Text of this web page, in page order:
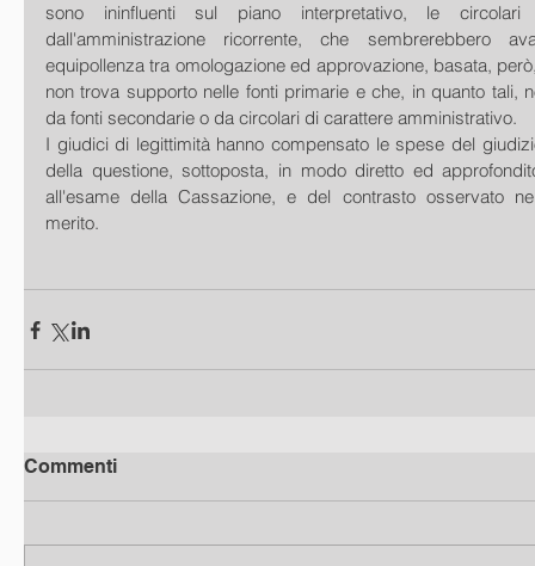
sono ininfluenti sul piano interpretativo, le circolari
dall'amministrazione ricorrente, che sembrerebbero
equipollenza tra omologazione ed approvazione, basata,
non trova supporto nelle fonti primarie e che, in quanto tali,
da fonti secondarie o da circolari di carattere amministrativo.
I giudici di legittimità hanno compensato le spese del
della questione, sottoposta, in modo diretto ed
all'esame della Cassazione, e del contrasto osservato
merito.
Commenti